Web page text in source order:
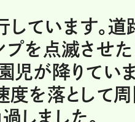
ています。
プを点滅させ
児が降りてい
度を落として
しました。